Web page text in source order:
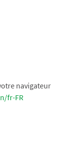
navigateur
fr-FR